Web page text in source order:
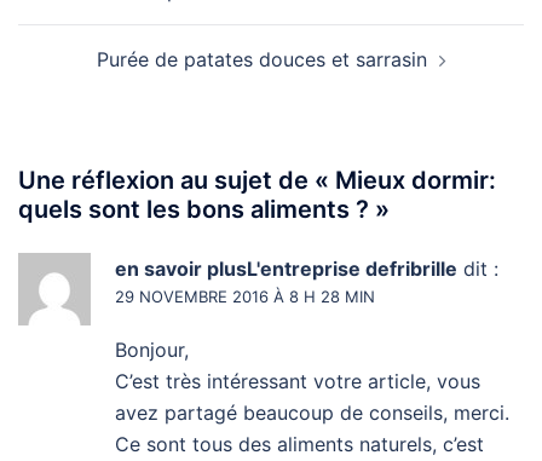
Purée de patates douces et sarrasin
Une réflexion au sujet de « Mieux dormir:
quels sont les bons aliments ? »
en savoir plusL'entreprise defribrille dit :
29 NOVEMBRE 2016 À 8 H 28 MIN
Bonjour,
C’est très intéressant votre article, vous
avez partagé beaucoup de conseils, merci.
Ce sont tous des aliments naturels, c’est